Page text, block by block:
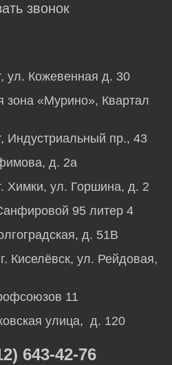
звонок
ул. Кожевенная д. 30
зона «Мурино», Квартал
Индустриальный пр., 43
д. 2а
Химки, ул. Горшина, д. 2
95 литер 4
д. 51В
Киселёвск, ул. Рейдовая,
11
улица, д. 120
643-42-76